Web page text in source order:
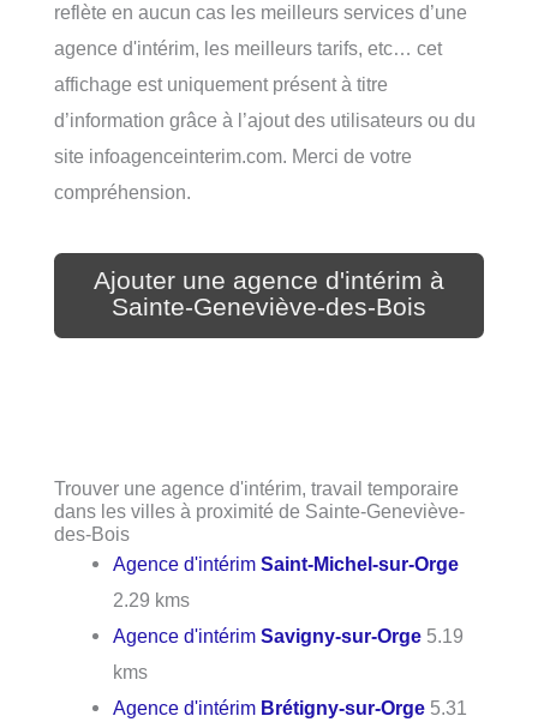
reflète en aucun cas les meilleurs services d’une
agence d'intérim, les meilleurs tarifs, etc… cet
affichage est uniquement présent à titre
d’information grâce à l’ajout des utilisateurs ou du
site infoagenceinterim.com. Merci de votre
compréhension.
Ajouter une agence d'intérim à
Sainte-Geneviève-des-Bois
Trouver une agence d'intérim, travail temporaire
dans les villes à proximité de Sainte-Geneviève-
des-Bois
Agence d'intérimSaint-Michel-sur-Orge
2.29 kms
Agence d'intérimSavigny-sur-Orge 5.19
kms
Agence d'intérim Brétigny-sur-Orge 5.31